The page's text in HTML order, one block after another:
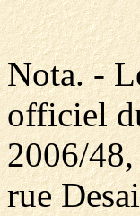
Nota. -
officiel
2006/
rue